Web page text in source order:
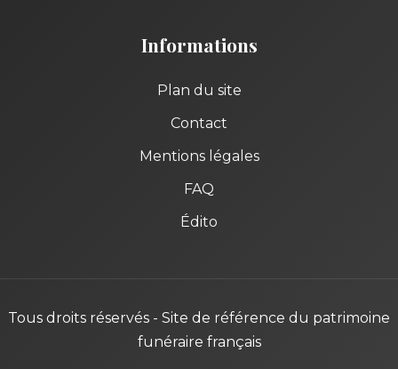
Informations
Plan du site
Contact
Mentions légales
FAQ
Édito
Tous droits réservés - Site de référence du patrimoine
funéraire français